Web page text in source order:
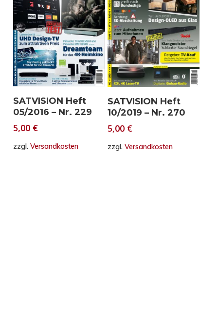
In den Warenkorb
SATVISION Heft
05/2016 – Nr. 229
5,00 €
zzgl. Versandkosten
In den Warenkorb
SATVISION Heft
10/2019 – Nr. 270
5,00 €
zzgl.Versandkosten